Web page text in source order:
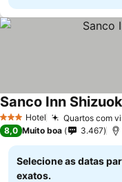
3 EstrelasHotel Quartos com
Sanco Inn
8,0 Muito boa 3.467
Selecione as datas
exatos.